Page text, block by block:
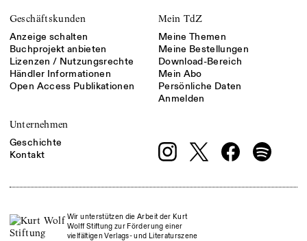
Geschäftskunden
Anzeige schalten
Buchprojekt anbieten
Lizenzen / Nutzungsrechte
Händler Informationen
Open Access Publikationen
Mein TdZ
Meine Themen
Meine Bestellungen
Download-Bereich
Mein Abo
Persönliche Daten
Anmelden
Unternehmen
Geschichte
Kontakt
Wir unterstützen die Arbeit der Kurt
Wolff Stiftung zur Förderung einer
vielfältigen Verlags- und Literaturszene